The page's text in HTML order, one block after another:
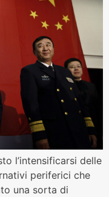
l’intensificarsi delle
periferici che
una sorta di